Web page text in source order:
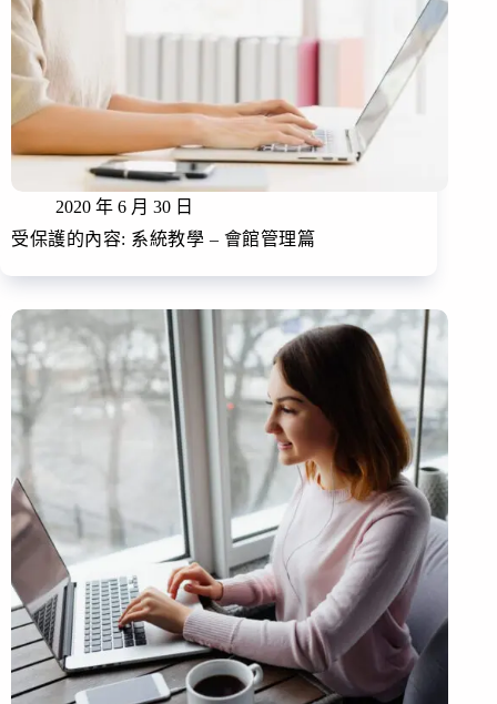
2020 年 6 月 30 日
受保護的內容: 系統教學 – 會館管理篇